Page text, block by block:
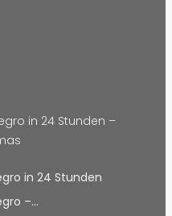
in 24 Stunden –
in 24 Stunden
–…